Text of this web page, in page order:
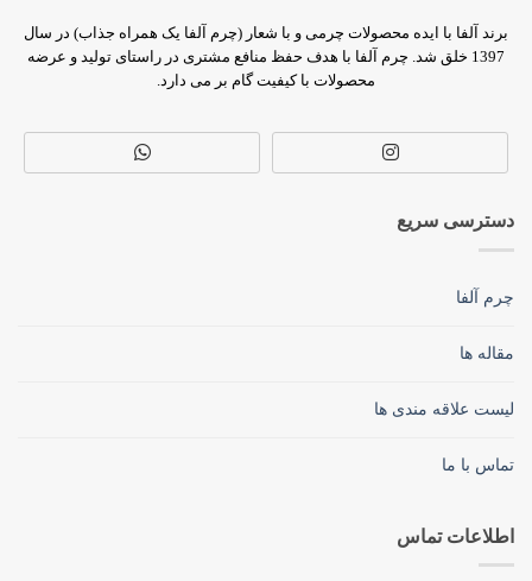
برند آلفا با ایده محصولات چرمی و با شعار (چرم آلفا یک همراه جذاب) در سال
1397 خلق شد. چرم آلفا با هدف حفظ منافع مشتری در راستای تولید و عرضه
محصولات با کیفیت گام بر می دارد.
دسترسی سریع
چرم آلفا
مقاله ها
لیست علاقه مندی ها
تماس با ما
اطلاعات تماس